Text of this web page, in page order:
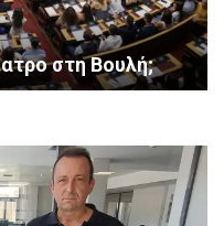
Ξεχάστε τον
με 4